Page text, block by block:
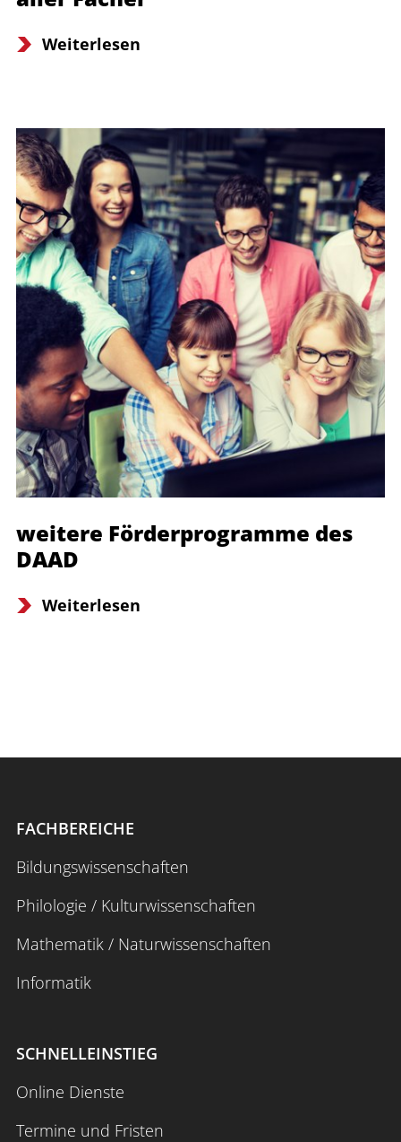
Weiterlesen
weitere Förderprogramme des
DAAD
Weiterlesen
FACHBEREICHE
Bildungswissenschaften
Philologie / Kulturwissenschaften
Mathematik / Naturwissenschaften
Informatik
SCHNELLEINSTIEG
Online Dienste
Termine und Fristen